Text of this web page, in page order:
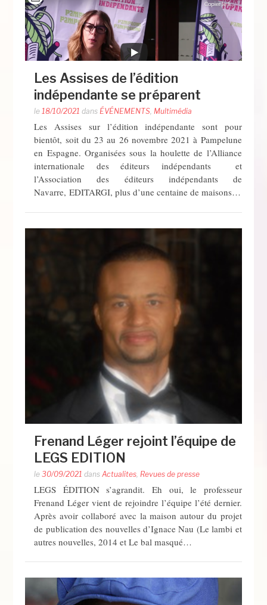
Les Assises de l’édition
indépendante se préparent
le18/10/2021 dansÉVÉNEMENTS,Multimédia
Les Assises sur l’édition indépendante sont pour
bientôt, soit du 23 au 26 novembre 2021 à Pampelune
en Espagne. Organisées sous la houlette de l’Alliance
internationale des éditeurs indépendants et
l’Association des éditeurs indépendants de
Navarre, EDITARGI, plus d’une centaine de maisons…
Frenand Léger rejoint l’équipe de
LEGS EDITION
le30/09/2021 dansActualites Revues de presse
LEGS ÉDITION s’agrandit. Eh oui, le professeur
Frenand Léger vient de rejoindre l’équipe l’été dernier.
Après avoir collaboré avec la maison autour du projet
de publication des nouvelles d’Ignace Nau (Le lambi et
autres nouvelles, 2014 et Le bal masqué…